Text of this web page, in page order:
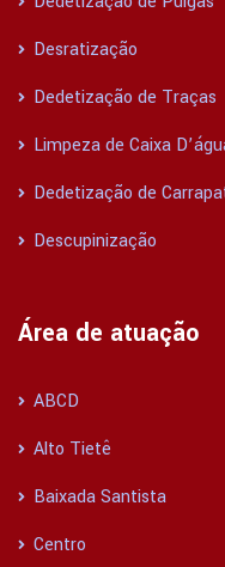
Desratização
Dedetização de Traças
Limpeza de Caixa
Dedetização de
Descupinização
Área de atuação
ABCD
Alto Tietê
Baixada Santista
Centro